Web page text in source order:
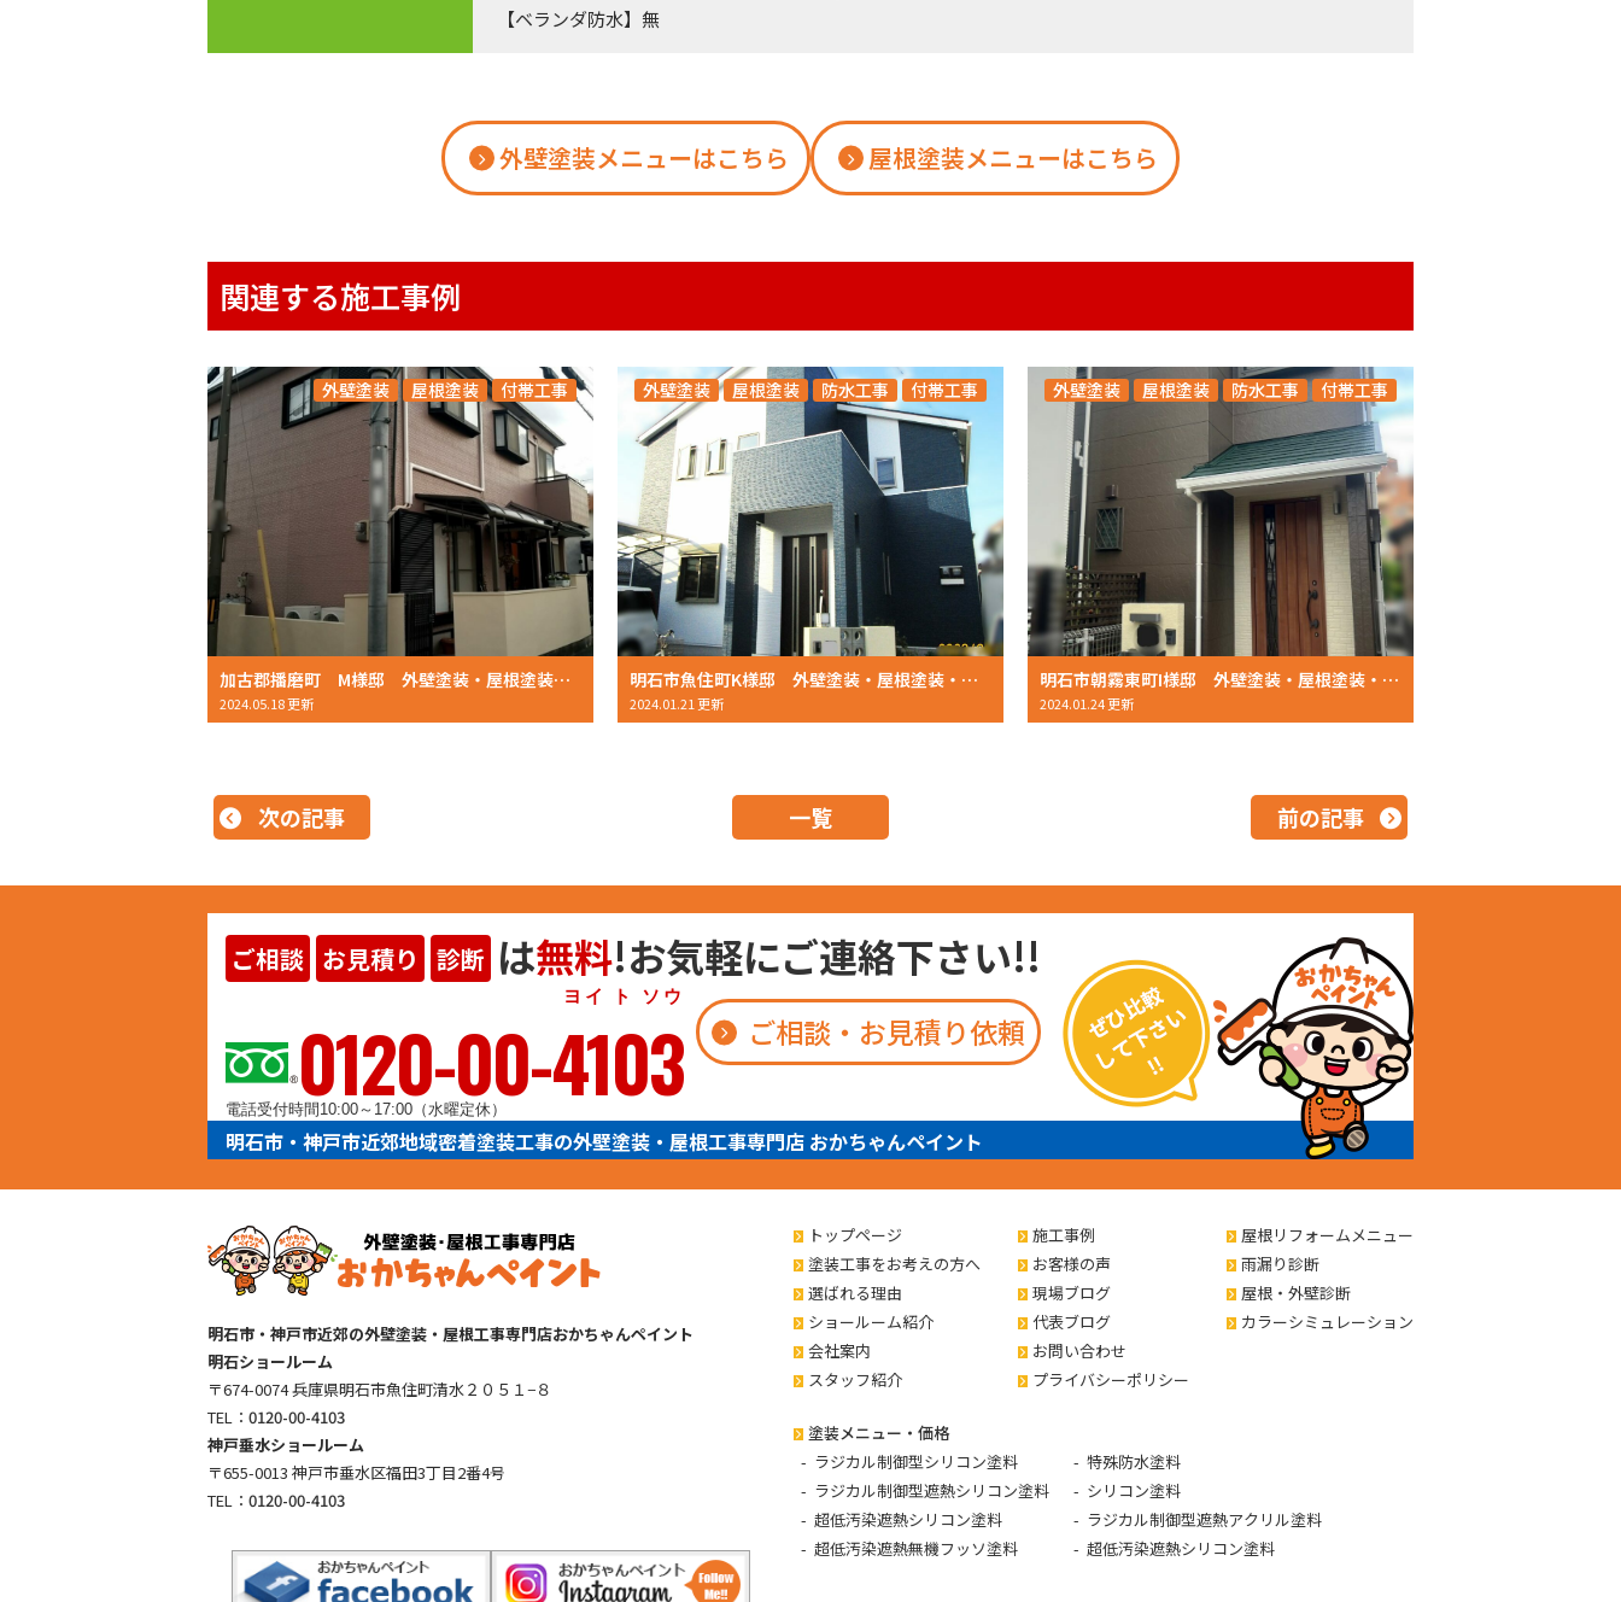
【ベランダ防水】無
外壁塗装メニューはこちら 屋根塗装メニューはこちら
関連する施工事例
加古郡播磨町 M様邸 外壁塗装・屋根塗装 2023 11月中旬完工 おかちゃんペイント
2024.05.18 更新
外壁塗装 屋根塗装 付帯工事
明石市魚住町K様邸 外壁塗装・屋根塗装・ベランダトップコート塗布 2023年9月完工 おかちゃんペイント
2024.01.21 更新
外壁塗装 屋根塗装 防水工事 付帯工事
明石市朝霧東町I様邸 外壁塗装・屋根塗装・防水 2023年9月完工 おかちゃんペイント
2024.01.24 更新
外壁塗装 屋根塗装 防水工事 付帯工事
次の記事 一覧 前の記事
ご相談 お見積り 診断 は無料!お気軽にご連絡下さい!!
0120-00-4103
ヨイ ト ソウ
電話受付時間10:00～17:00（水曜定休）
ご相談・お見積り依頼
明石市・神戸市近郊地域密着塗装工事の外壁塗装・屋根工事専門店 おかちゃんペイント
明石市・神戸市近郊の外壁塗装・屋根工事専門店おかちゃんペイント
明石ショールーム
〒674-0074 兵庫県明石市魚住町清水２０５１−８
TEL： 0120-00-4103
神戸垂水ショールーム
〒655-0013 神戸市垂水区福田3丁目2番4号
TEL： 0120-00-4103
トップページ
塗装工事をお考えの方へ
選ばれる理由
ショールーム紹介
会社案内
スタッフ紹介
施工事例
お客様の声
現場ブログ
代表ブログ
お問い合わせ
プライバシーポリシー
屋根リフォームメニュー
雨漏り診断
屋根・外壁診断
カラーシミュレーション
塗装メニュー・価格
ラジカル制御型シリコン塗料
ラジカル制御型遮熱シリコン塗料
超低汚染遮熱シリコン塗料
超低汚染遮熱無機フッソ塗料
特殊防水塗料
シリコン塗料
ラジカル制御型遮熱アクリル塗料
超低汚染遮熱シリコン塗料